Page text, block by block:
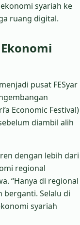
syariah ke
ruang digital.
pusat FESyar
Economic Festival)
diambil alih
dengan lebih dari
regional
“Hanya di regional
berganti. Selalu di
syariah